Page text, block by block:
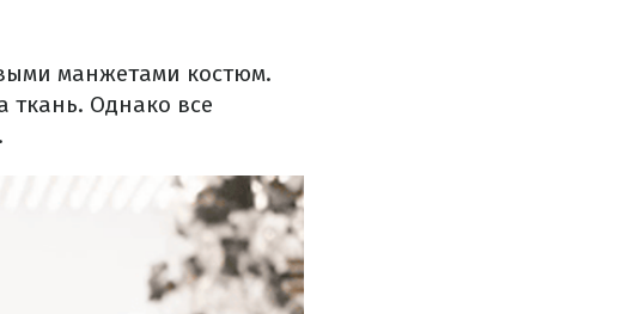
манжетами костюм.
ткань. Однако все